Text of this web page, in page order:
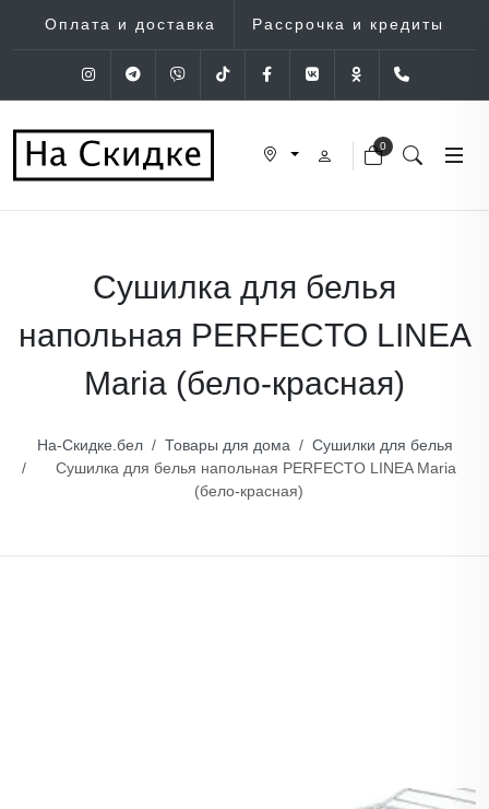
Оплата и доставка Рассрочка и кредиты
InstagramTelegram
Viber Tik-Tok Facebook
VK OK
0
Сушилка для белья
напольная PERFECTO LINEA
Maria (бело-красная)
На-Скидке.бел Товары для дома
Сушилки для белья
Сушилка для белья напольная PERFECTO LINEA Maria
(бело-красная)